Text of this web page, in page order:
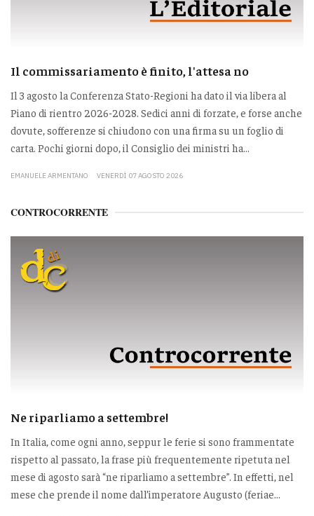
Il commissariamento è finito, l'attesa no
Il 3 agosto la Conferenza Stato-Regioni ha dato il via libera al
Piano di rientro 2026-2028. Sedici anni di forzate, e forse anche
dovute, sofferenze si chiudono con una firma su un foglio di
carta. Pochi giorni dopo, il Consiglio dei ministri ha...
EMANUELE ARMENTANO VENERDÌ 07 AGOSTO 2026
CONTROCORRENTE
Ne riparliamo a settembre!
In Italia, come ogni anno, seppur le ferie si sono frammentate
rispetto al passato, la frase più frequentemente ripetuta nel
mese di agosto sarà “ne riparliamo a settembre”. In effetti, nel
mese che prende il nome dall’imperatore Augusto (feriae...